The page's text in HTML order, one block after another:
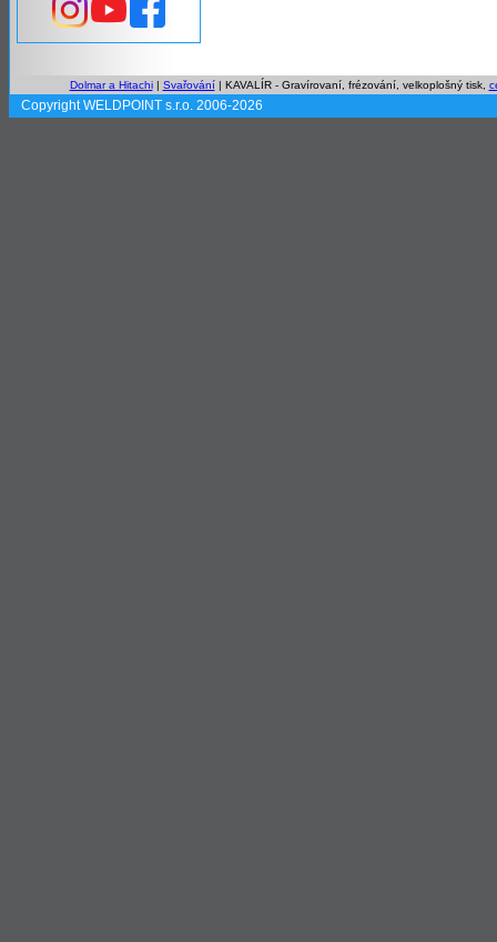
Dolmar a Hitachi| Svařování| KAVALÍR - Gravírovaní, frézování, velkoplošný tisk,
Copyright WELDPOINT s.r.o. 2006-2026